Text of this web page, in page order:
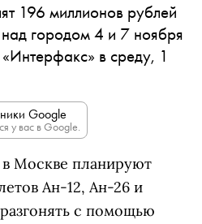
196 миллионов рублей
городом 4 и 7 ноября
в среду, 1
Google
у вас в Google.
в Москве планируют
Ан-12, Ан-26 и
с помощью